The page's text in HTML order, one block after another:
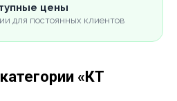
цены
для постоянных клиентов
«КТ